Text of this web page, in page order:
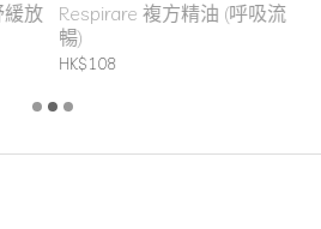
緩放
Respirare 複方精油 (呼吸流
暢)
HK$108